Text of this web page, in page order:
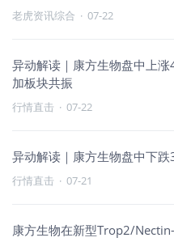
涨近3%
老虎资讯综合 · 07-22
异动解读｜康方生物盘中上
加板块共振
行情直击 · 07-22
异动解读｜康方生物盘中下
行情直击 · 07-21
康方生物在新型Trop2/